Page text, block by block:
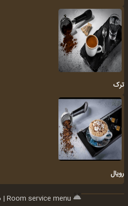
ترک
رویال
منو روم سرویس | Room service menu